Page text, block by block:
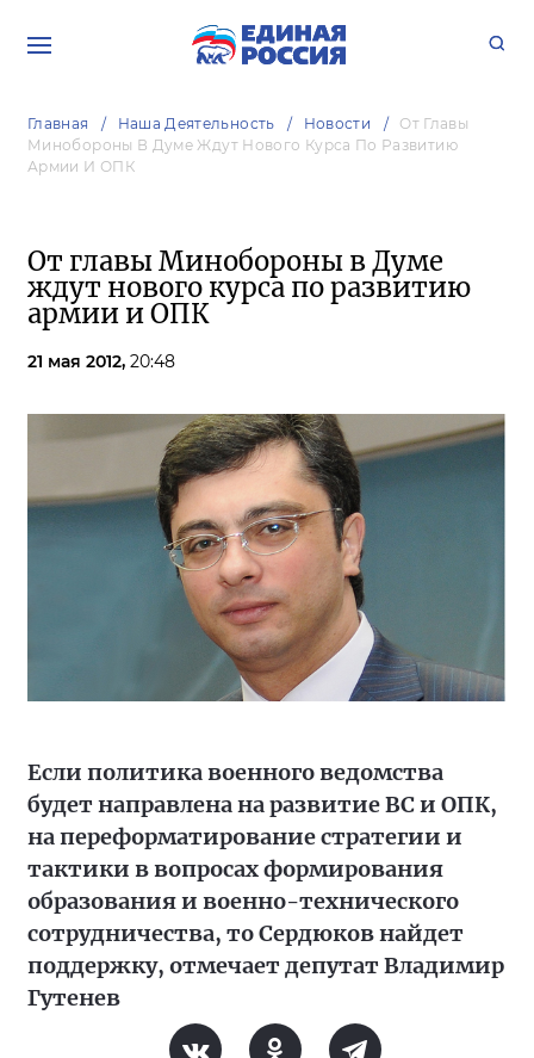
Главная Наша Деятельность Новости
От Главы
Минобороны В Думе Ждут Нового Курса По Развитию
Армии И ОПК
От главы Минобороны в Думе
ждут нового курса по развитию
армии и ОПК
21 мая 2012, 20:48
Если политика военного ведомства
будет направлена на развитие ВС и ОПК,
на переформатирование стратегии и
тактики в вопросах формирования
образования и военно-технического
сотрудничества, то Сердюков найдет
поддержку, отмечает депутат Владимир
Гутенев